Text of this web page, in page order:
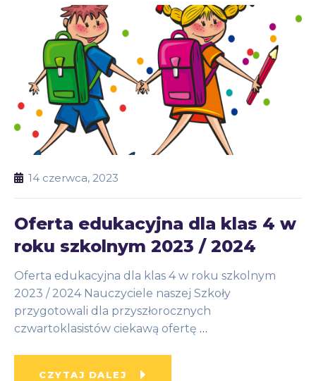
14 czerwca, 2023
Oferta edukacyjna dla klas 4 w
roku szkolnym 2023 / 2024
Oferta edukacyjna dla klas 4 w roku szkolnym
2023 / 2024 Nauczyciele naszej Szkoły
przygotowali dla przyszłorocznych
czwartoklasistów ciekawą ofertę …
CZYTAJ DALEJ